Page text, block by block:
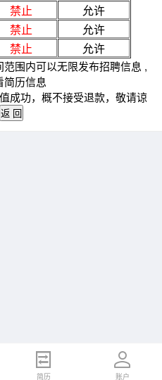
禁止
允许
禁止
允许
禁止 允许
围内可以无限发布招聘信息 ,
简历信息
成功，概不接受退款，敬请谅
简历 账户